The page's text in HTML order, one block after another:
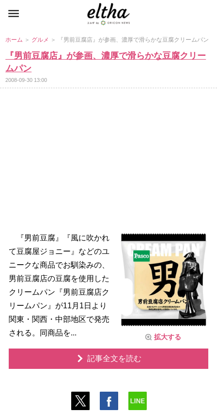
ホーム ＞ グルメ ＞ 『男前豆腐店』が参画、濃厚で滑らかな豆腐クリームパン
『男前豆腐店』が参画、濃厚で滑らかな豆腐クリー
ムパン
2008-09-30 13:00
拡大する
『男前豆腐』『風に吹かれ
て豆腐屋ジョニー』などのユ
ニークな商品でお馴染みの、
男前豆腐店の豆腐を使用した
クリームパン『男前豆腐店ク
リームパン』が11月1日より
関東・関西・中部地区で発売
される。同商品を...
記事全文を読む